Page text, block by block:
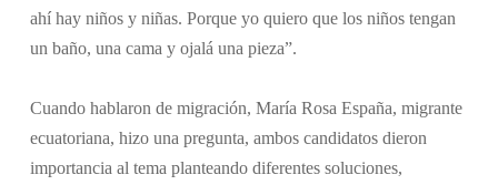
ahí hay niños y niñas. Porque yo quiero que los niños tengan
un baño, una cama y ojalá una pieza”.
Cuando hablaron de migración, María Rosa España, migrante
ecuatoriana, hizo una pregunta, ambos candidatos dieron
importancia al tema planteando diferentes soluciones,